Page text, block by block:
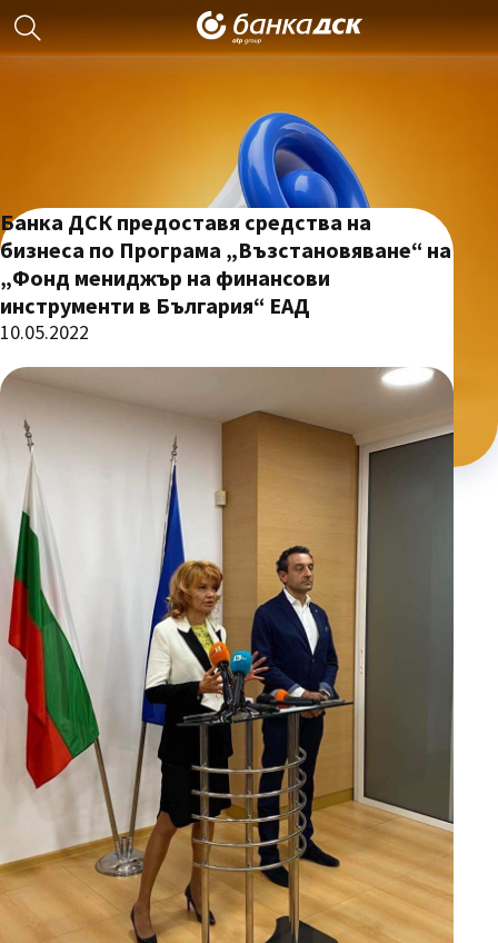
Банка ДСК предоставя средства на
бизнеса по Програма „Възстановяване“ на
„Фонд мениджър на финансови
инструменти в България“ ЕАД
10.05.2022